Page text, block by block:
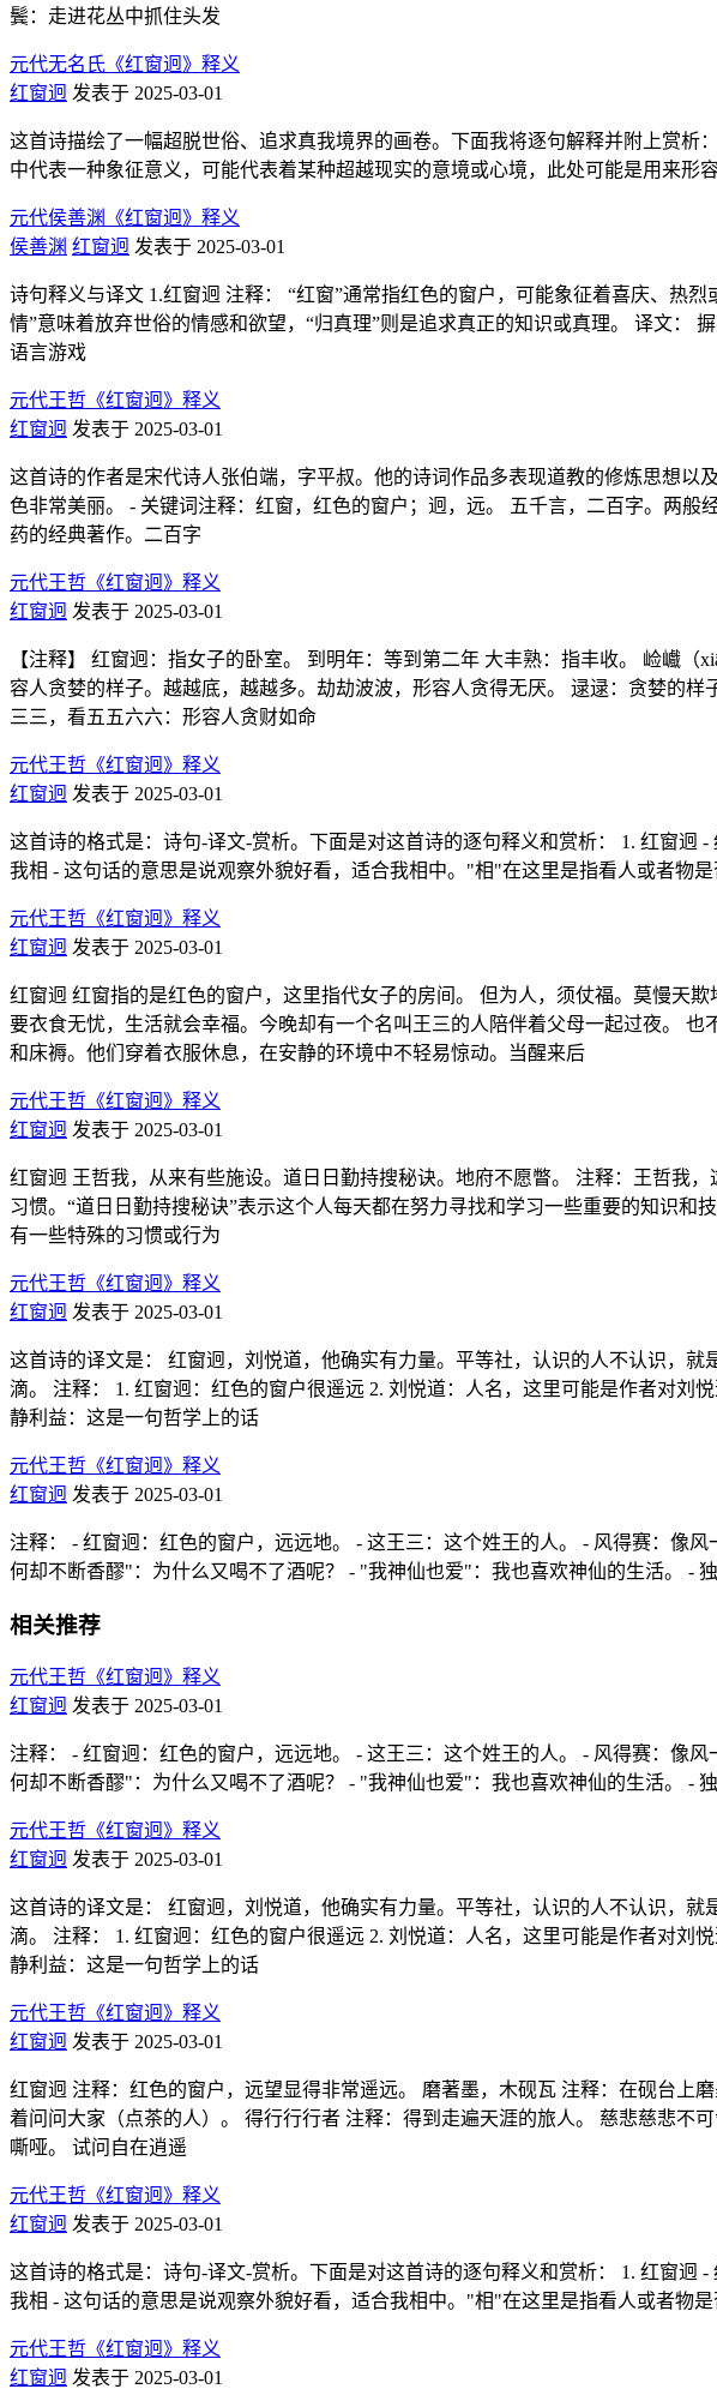
鬓：走进花丛中抓住头发
元代无名氏《红窗迥》释义
红窗迥 发表于 2025-03-01
这首诗描绘了一幅超脱世俗、追求真我境界的画卷。下面我将逐句解释并附上赏析
中代表一种象征意义，可能代表着某种超越现实的意境或心境，此处可能是用来
元代侯善渊《红窗迥》释义
侯善渊 红窗迥 发表于 2025-03-01
诗句释义与译文 1.红窗迥 注释： “红窗”通常指红色的窗户，可能象征着喜庆、热
情”意味着放弃世俗的情感和欲望，“归真理”则是追求真正的知识或真理。 译文：
语言游戏
元代王哲《红窗迥》释义
红窗迥 发表于 2025-03-01
这首诗的作者是宋代诗人张伯端，字平叔。他的诗词作品多表现道教的修炼思想
色非常美丽。 - 关键词注释：红窗，红色的窗户；迥，远。 五千言，二百字。两
药的经典著作。二百字
元代王哲《红窗迥》释义
红窗迥 发表于 2025-03-01
【注释】 红窗迥：指女子的卧室。 到明年：等到第二年 大丰熟：指丰收。 崄巇
容人贪婪的样子。越越底，越越多。劫劫波波，形容人贪得无厌。 逯逯：贪婪的
三三，看五五六六：形容人贪财如命
元代王哲《红窗迥》释义
红窗迥 发表于 2025-03-01
这首诗的格式是：诗句-译文-赏析。下面是对这首诗的逐句释义和赏析： 1. 红窗
我相 - 这句话的意思是说观察外貌好看，适合我相中。"相"在这里是指看人或者物
元代王哲《红窗迥》释义
红窗迥 发表于 2025-03-01
红窗迥 红窗指的是红色的窗户，这里指代女子的房间。 但为人，须仗福。莫慢天
要衣食无忧，生活就会幸福。今晚却有一个名叫王三的人陪伴着父母一起过夜。
和床褥。他们穿着衣服休息，在安静的环境中不轻易惊动。当醒来后
元代王哲《红窗迥》释义
红窗迥 发表于 2025-03-01
红窗迥 王哲我，从来有些施设。道日日勤持搜秘诀。地府不愿瞥。 注释：王哲我
习惯。“道日日勤持搜秘诀”表示这个人每天都在努力寻找和学习一些重要的知识
有一些特殊的习惯或行为
元代王哲《红窗迥》释义
红窗迥 发表于 2025-03-01
这首诗的译文是： 红窗迥，刘悦道，他确实有力量。平等社，认识的人不认识，
滴。 注释： 1. 红窗迥：红色的窗户很遥远 2. 刘悦道：人名，这里可能是作者对刘
静利益：这是一句哲学上的话
元代王哲《红窗迥》释义
红窗迥 发表于 2025-03-01
注释： - 红窗迥：红色的窗户，远远地。 - 这王三：这个姓王的人。 - 风得赛：像
何却不断香醪"：为什么又喝不了酒呢？ - "我神仙也爱"：我也喜欢神仙的生活。 -
相关推荐
元代王哲《红窗迥》释义
红窗迥 发表于 2025-03-01
注释： - 红窗迥：红色的窗户，远远地。 - 这王三：这个姓王的人。 - 风得赛：像
何却不断香醪"：为什么又喝不了酒呢？ - "我神仙也爱"：我也喜欢神仙的生活。 -
元代王哲《红窗迥》释义
红窗迥 发表于 2025-03-01
这首诗的译文是： 红窗迥，刘悦道，他确实有力量。平等社，认识的人不认识，
滴。 注释： 1. 红窗迥：红色的窗户很遥远 2. 刘悦道：人名，这里可能是作者对刘
静利益：这是一句哲学上的话
元代王哲《红窗迥》释义
红窗迥 发表于 2025-03-01
红窗迥 注释：红色的窗户，远望显得非常遥远。 磨著墨，木砚瓦 注释：在砚台上
着问问大家（点茶的人）。 得行行行者 注释：得到走遍天涯的旅人。 慈悲慈悲不
嘶哑。 试问自在逍遥
元代王哲《红窗迥》释义
红窗迥 发表于 2025-03-01
这首诗的格式是：诗句-译文-赏析。下面是对这首诗的逐句释义和赏析： 1. 红窗
我相 - 这句话的意思是说观察外貌好看，适合我相中。"相"在这里是指看人或者物
元代王哲《红窗迥》释义
红窗迥 发表于 2025-03-01